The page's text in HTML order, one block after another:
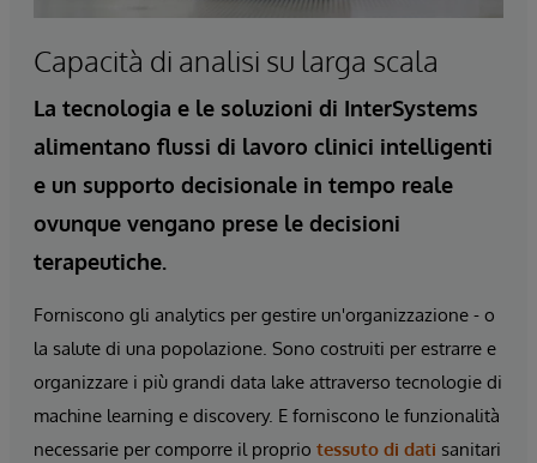
Capacità di analisi su larga scala
La tecnologia e le soluzioni di InterSystems
alimentano flussi di lavoro clinici intelligenti
e un supporto decisionale in tempo reale
ovunque vengano prese le decisioni
terapeutiche.
Forniscono gli analytics per gestire un'organizzazione - o
la salute di una popolazione. Sono costruiti per estrarre e
organizzare i più grandi data lake attraverso tecnologie di
machine learning e discovery. E forniscono le funzionalità
necessarie per comporre il proprio tessuto di dati sanitari